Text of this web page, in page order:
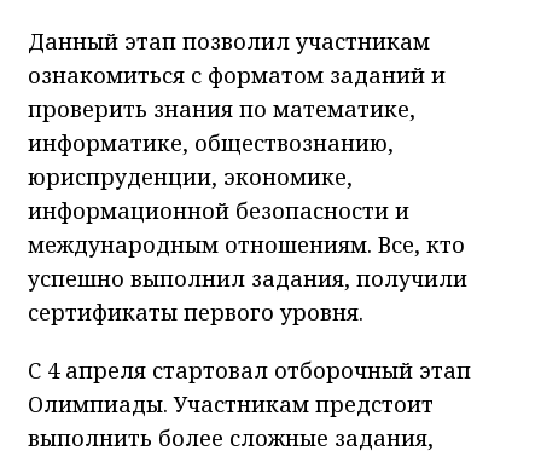
Данный этап позволил участникам
ознакомиться с форматом заданий и
проверить знания по математике,
информатике, обществознанию,
юриспруденции, экономике,
информационной безопасности и
международным отношениям. Все, кто
успешно выполнил задания, получили
сертификаты первого уровня.
С 4 апреля стартовал отборочный этап
Олимпиады. Участникам предстоит
выполнить более сложные задания,